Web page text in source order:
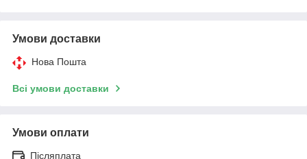
Умови доставки
Нова Пошта
Всі умови доставки
Умови оплати
Післяплата